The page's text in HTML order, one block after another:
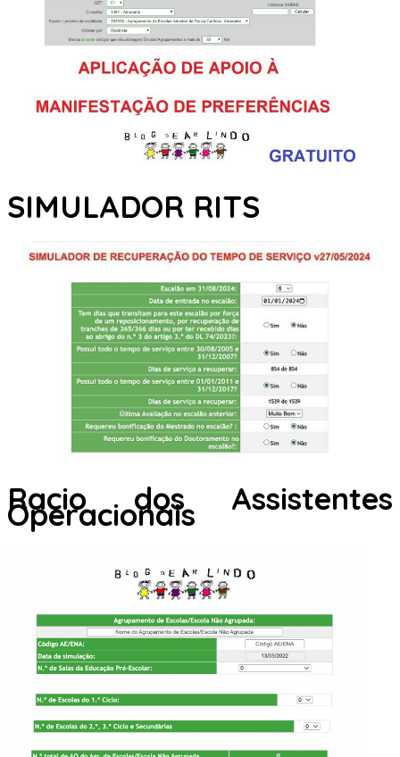
SIMULADOR RITS
Racio dos Assistentes
Operacionais